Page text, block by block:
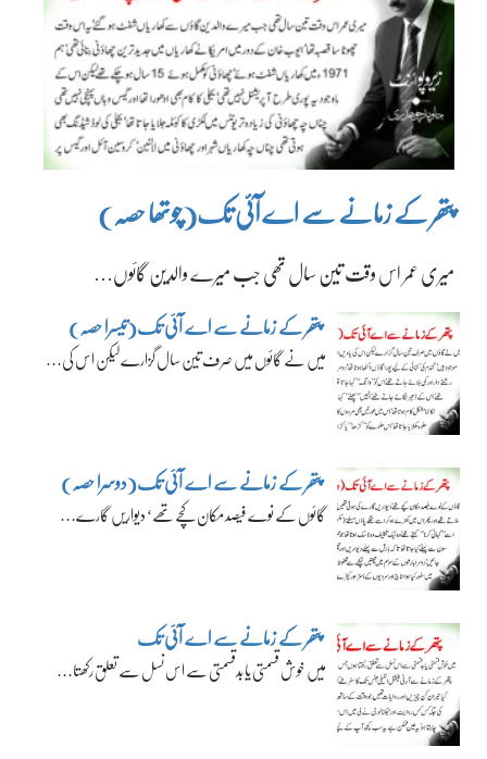
پتھر کے زمانے سے اے آئی تک(چوتھا حصہ)
میری عمر اس وقت تین سال تھی جب میرے والدین گائوں…
پتھر کے زمانے سے اے آئی تک(تیسرا حصہ)
میں نے گائوں میں صرف تین سال گزارے لیکن اس کی…
پتھر کے زمانے سے اے آئی تک(دوسرا حصہ)
گائوں کے نوے فیصد مکان کچے تھے‘ دیواریں گارے…
پتھر کے زمانے سے اے آئی تک
میں خوش قسمتی یا بدقسمتی سے اس نسل سے تعلق رکھتا…